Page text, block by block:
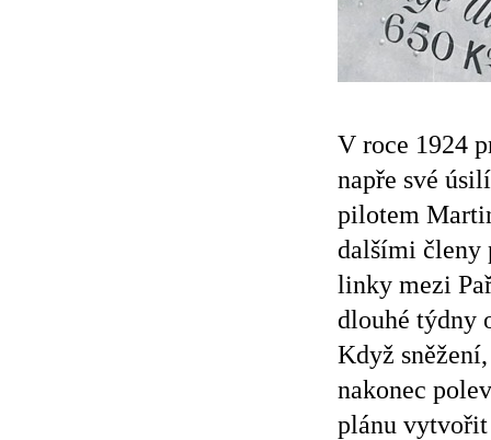
V roce 1924
napře své
pilotem
dalšími členy
linky mezi
dlouhé týdny
Když
nakonec
plánu